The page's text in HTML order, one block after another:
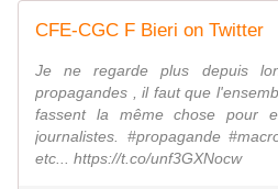
CFE-CGC F Bieri on Twitter
Je ne regarde plus depuis
propagandes , il faut que
fassent la même chose pour
journalistes. #propagande
etc... https://t.co/unf3GXNocw